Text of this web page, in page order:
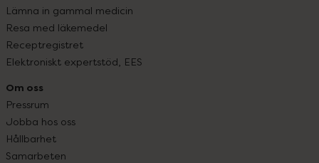
Lämna in gammal medicin
Resa med läkemedel
Receptregistret
Elektroniskt expertstöd, EES
Om oss
Pressrum
Jobba hos oss
Hållbarhet
Samarbeten